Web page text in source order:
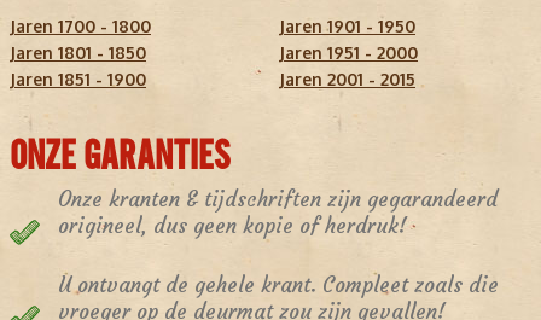
Jaren 1700 - 1800
Jaren 1801 - 1850
Jaren 1851 - 1900
Jaren 1901 - 1950
Jaren 1951 - 2000
Jaren 2001 - 2015
ONZE GARANTIES
Onze kranten & tijdschriften zijn gegarandeerd
origineel, dus geen kopie of herdruk!
U ontvangt de gehele krant. Compleet zoals die
vroeger op de deurmat zou zijn gevallen!